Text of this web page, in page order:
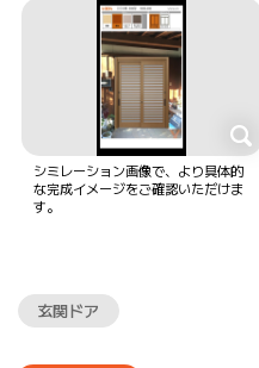
シミレーション画像で、より具体的
な完成イメージをご確認いただけま
す。
玄関ドア